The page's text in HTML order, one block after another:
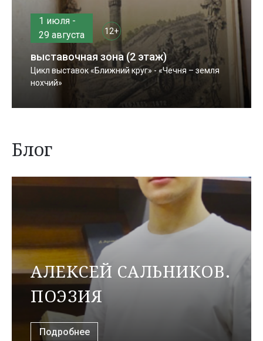
1 июля -
29 августа
12+
выставочная зона (2 этаж)
Цикл выставок «Ближний круг» - «Чечня – земля
нохчий»
Блог
АЛЕКСЕЙ САЛЬНИКОВ.
ПОЭЗИЯ
Подробнее